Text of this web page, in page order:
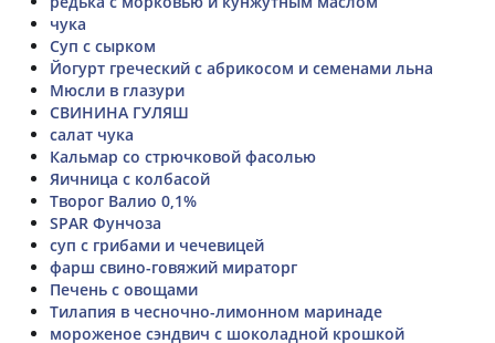
чука
Суп с сырком
Йогурт греческий с абрикосом и семенами льна
Мюсли в глазури
СВИНИНА ГУЛЯШ
салат чука
Кальмар со стрючковой фасолью
Яичница с колбасой
Творог Валио 0,1%
SPAR Фунчоза
суп с грибами и чечевицей
фарш свино-говяжий мираторг
Печень с овощами
Тилапия в чесночно-лимонном маринаде
мороженое сэндвич с шоколадной крошкой